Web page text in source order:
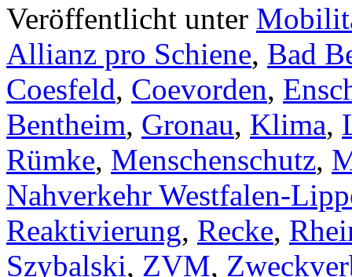
Veröffentlicht unter
Allianz pro Schiene, Bad
Coesfeld, Coevorden,
Bentheim, Gronau, Klima,
Rümke, Menschenschutz,
Nahverkehr Westfalen-
Reaktivierung, Recke,
Szybalski, ZVM,